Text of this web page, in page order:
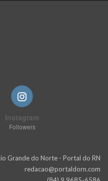
Instagram
Followers
Grande do Norte - Portal do RN
redacao@portaldorn.com